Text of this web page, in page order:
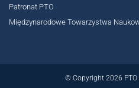
Patronat PTO
Międzynarodowe Towarzystwa